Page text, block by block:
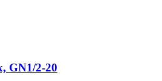
GN1/2-20